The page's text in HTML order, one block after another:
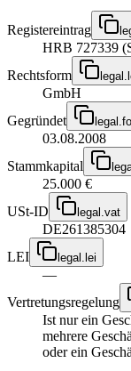
Registereintrag
HRB 727339
Rechtsform
GmbH
Gegründet
03.08.2008
Stammkapital
25.000 €
USt-ID
legal.vat
DE261385304
LEI
legal.lei
—
Vertretungsregelung
Ist nur ein
mehrere
oder ein